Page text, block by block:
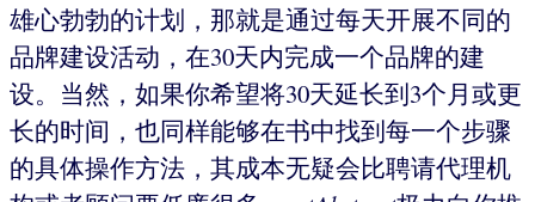
雄心勃勃的计划，那就是通过每天开展不同的
品牌建设活动，在30天内完成一个品牌的建
设。当然，如果你希望将30天延长到3个月或更
长的时间，也同样能够在书中找到每一个步骤
的具体操作方法，其成本无疑会比聘请代理机